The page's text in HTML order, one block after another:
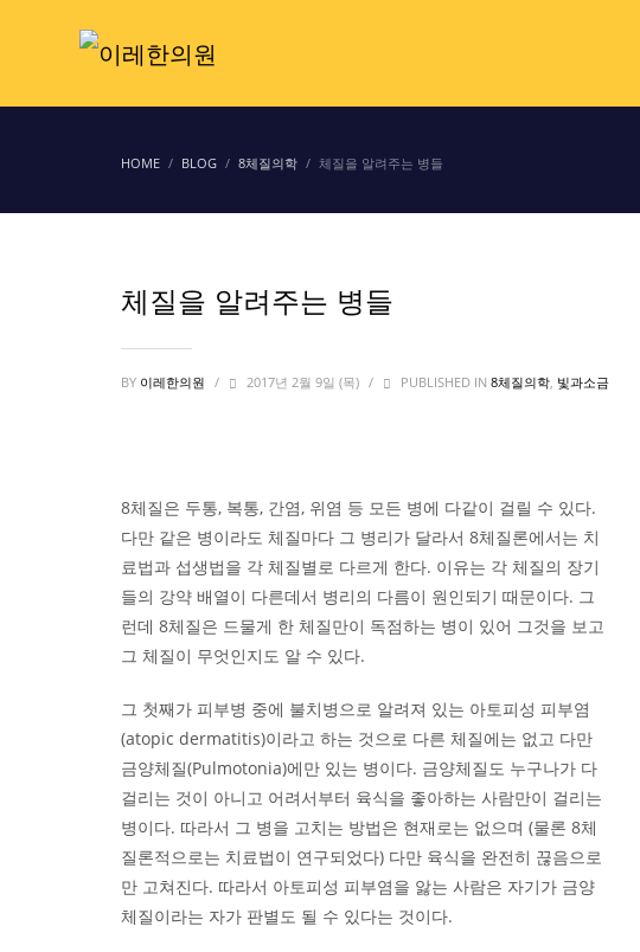
HOME BLOG 8체질의학 체질을 알려주는 병들
체질을 알려주는 병들
BY 이레한의원 / 2017년 2월 9일 (목) / PUBLISHED IN 8체질의학, 빛과소금
8체질은 두통, 복통, 간염, 위염 등 모든 병에 다같이 걸릴 수 있다.
다만 같은 병이라도 체질마다 그 병리가 달라서 8체질론에서는 치
료법과 섭생법을 각 체질별로 다르게 한다. 이유는 각 체질의 장기
들의 강약 배열이 다른데서 병리의 다름이 원인되기 때문이다. 그
런데 8체질은 드물게 한 체질만이 독점하는 병이 있어 그것을 보고
그 체질이 무엇인지도 알 수 있다.
그 첫째가 피부병 중에 불치병으로 알려져 있는 아토피성 피부염
(atopic dermatitis)이라고 하는 것으로 다른 체질에는 없고 다만
금양체질(Pulmotonia)에만 있는 병이다. 금양체질도 누구나가 다
걸리는 것이 아니고 어려서부터 육식을 좋아하는 사람만이 걸리는
병이다. 따라서 그 병을 고치는 방법은 현재로는 없으며 (물론 8체
질론적으로는 치료법이 연구되었다) 다만 육식을 완전히 끊음으로
만 고쳐진다. 따라서 아토피성 피부염을 앓는 사람은 자기가 금양
체질이라는 자가 판별도 될 수 있다는 것이다.